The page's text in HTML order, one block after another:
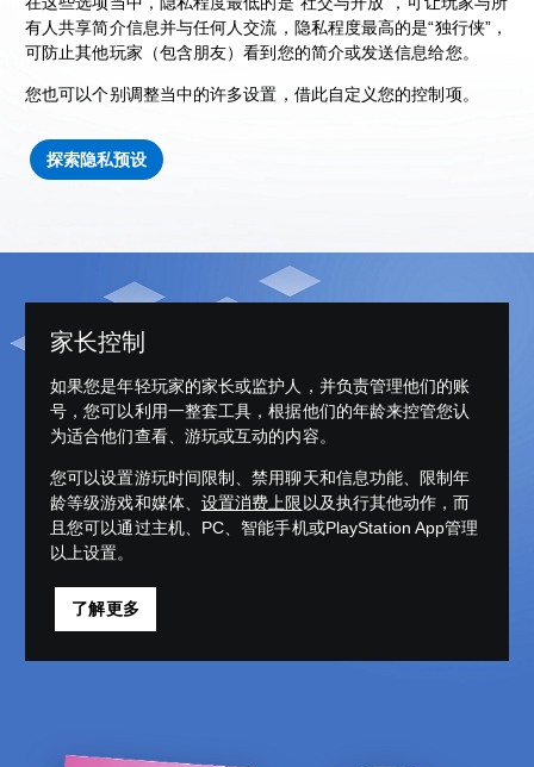
有人共享简介信息并与任何人交流，隐私程度最高的是“独行侠”，
可防止其他玩家（包含朋友）看到您的简介或发送信息给您。
您也可以个别调整当中的许多设置，借此自定义您的控制项。
探索隐私预设
家长控制
如果您是年轻玩家的家长或监护人，并负责管理他们的账
号，您可以利用一整套工具，根据他们的年龄来控管您认
为适合他们查看、游玩或互动的内容。
您可以设置游玩时间限制、禁用聊天和信息功能、限制年
龄等级游戏和媒体、 设置消费上限 以及执行其他动作，而
且您可以通过主机、PC、智能手机或PlayStation App管理
以上设置。
了解更多